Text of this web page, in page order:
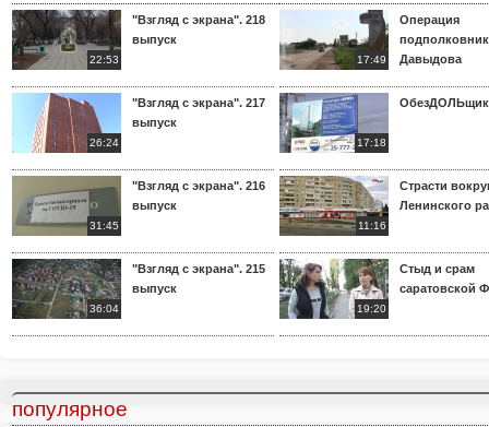
22:53
"Взгляд с экрана". 218
выпуск
26:24
"Взгляд с экрана". 217
выпуск
31:45
"Взгляд с экрана". 216
выпуск
36:04
"Взгляд с экрана". 215
выпуск
17:49
Операция
Давыдова
17:18
11:16
Страсти
Ленинского
19:20
Стыд и срам
саратовской
популярное